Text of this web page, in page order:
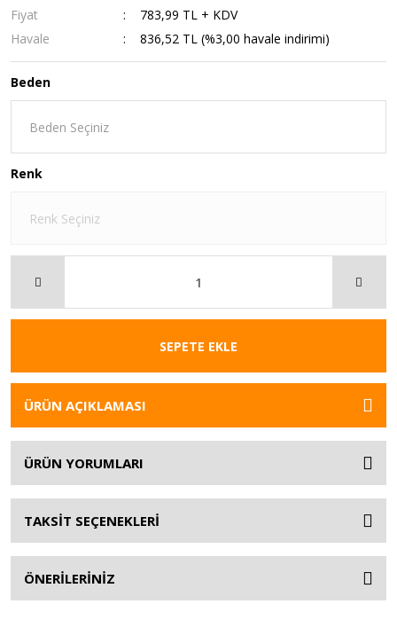
Fiyat
783,99 TL + KDV
Havale
836,52 TL (%3,00 havale indirimi)
Beden
Renk
SEPETE EKLE
ÜRÜN AÇIKLAMASI
ÜRÜN YORUMLARI
TAKSİT SEÇENEKLERİ
ÖNERİLERİNİZ